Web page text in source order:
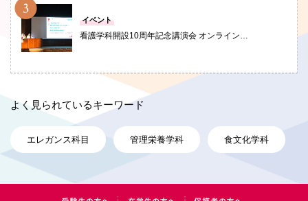
イベント
看護学科開設10周年記念講演会 オンライン…
よく見られているキーワード
エレガンス科目 管理栄養学科 食文化学科